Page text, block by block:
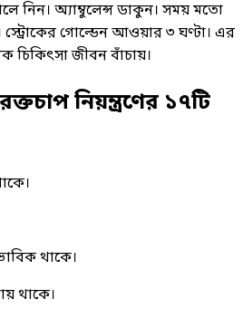
নিন। অ্যাম্বুলেন্স ডাকুন। সময় মতো
স্ট্রোকের গোল্ডেন আওয়ার ৩ ঘণ্টা। এর
চিকিৎসা জীবন বাঁচায়।
নিয়ন্ত্রণের ১৭টি
থাকে।
থাকে।